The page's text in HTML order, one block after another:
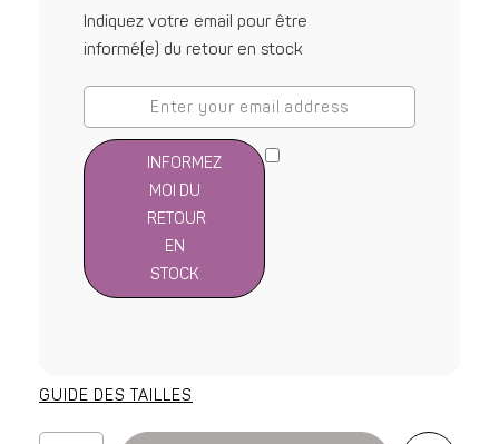
Indiquez votre email pour être
informé(e) du retour en stock
INFORMEZ
MOI DU
RETOUR
EN
STOCK
GUIDE DES TAILLES